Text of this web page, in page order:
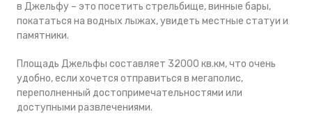
в Джельфу – это посетить стрельбище, винные бары,
покататься на водных лыжах, увидеть местные статуи и
памятники.
Площадь Джельфы составляет 32000 кв.км, что очень
удобно, если хочется отправиться в мегаполис,
переполненный достопримечательностями или
доступными развлечениями.